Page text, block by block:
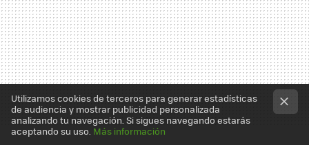
Utilizamos cookies de terceros para generar estadísticas
de audiencia y mostrar publicidad personalizada
analizando tu navegación. Si sigues navegando estarás
aceptando su uso. Más información